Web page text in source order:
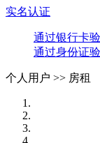
实名认证
通过银行卡
通过身份证
个人用户 >> 房租